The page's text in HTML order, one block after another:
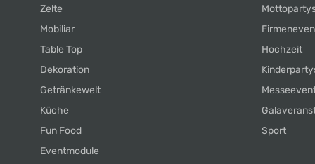
Zelte
Mobiliar
Table Top
Dekoration
Getränkewelt
Küche
Fun Food
Eventmodule
Hochzeit
Sport